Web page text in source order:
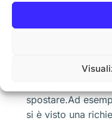
migliaia di euro
veicolo che
oppure cambiare
spostare.Ad
si è visto una